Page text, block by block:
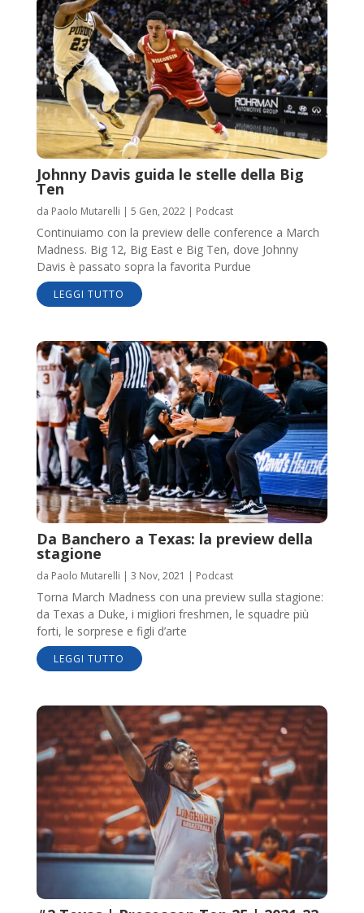
Johnny Davis guida le stelle della Big
Ten
da Paolo Mutarelli | 5 Gen, 2022| Podcast
Continuiamo con la preview delle conference a March
Madness. Big 12, Big East e Big Ten, dove Johnny
Davis è passato sopra la favorita Purdue
LEGGI TUTTO
Da Banchero a Texas: la preview della
stagione
da Paolo Mutarelli | 3 Nov, 2021 | Podcast
Torna March Madness con una preview sulla stagione:
da Texas a Duke, i migliori freshmen, le squadre più
forti, le sorprese e figli d’arte
LEGGI TUTTO